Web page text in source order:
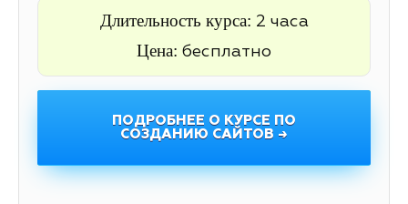
Длительность курса: 2 часа
Цена: бесплатно
ПОДРОБНЕЕ О КУРСЕ ПО
СОЗДАНИЮ САЙТОВ →